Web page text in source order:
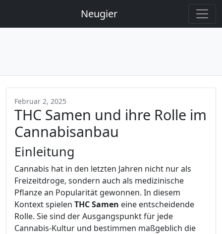
Neugier
Februar 2, 2025
THC Samen und ihre Rolle im
Cannabisanbau
Einleitung
Cannabis hat in den letzten Jahren nicht nur als
Freizeitdroge, sondern auch als medizinische
Pflanze an Popularität gewonnen. In diesem
Kontext spielen THC Samen eine entscheidende
Rolle. Sie sind der Ausgangspunkt für jede
Cannabis-Kultur und bestimmen maßgeblich die